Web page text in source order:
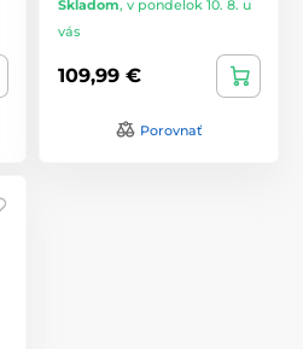
Skladom, v pondelok 10. 8. u
vás
109,99 €
Porovnať